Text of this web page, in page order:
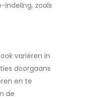
indeling, zoals
variëren in
doorgaans
en te
de